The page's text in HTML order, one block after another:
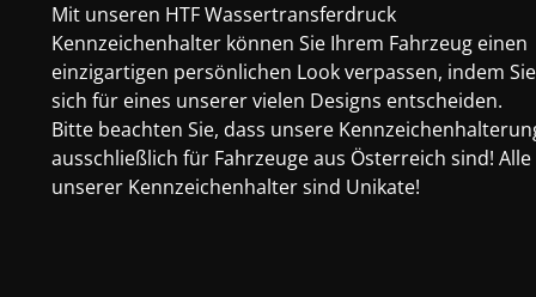
Mit unseren HTF Wassertransferdruck
Kennzeichenhalter können Sie Ihrem Fahrzeug einen
einzigartigen persönlichen Look verpassen, indem Sie
sich für eines unserer vielen Designs entscheiden.
Bitte beachten Sie, dass unsere
ausschließlich für Fahrzeuge aus Österreich sind! Alle
unserer Kennzeichenhalter sind Unikate!